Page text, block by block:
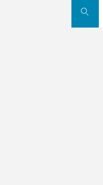
חפשו